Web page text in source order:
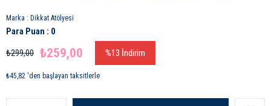
Marka : Dikkat Atölyesi
Para Puan : 0
₺299,00 ₺259,00 %13 İndirim
₺45,82 'den başlayan taksitlerle